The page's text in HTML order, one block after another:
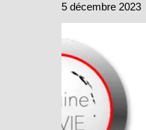
5 décembre 2023